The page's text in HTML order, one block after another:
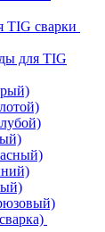
TIG сварки
для TIG